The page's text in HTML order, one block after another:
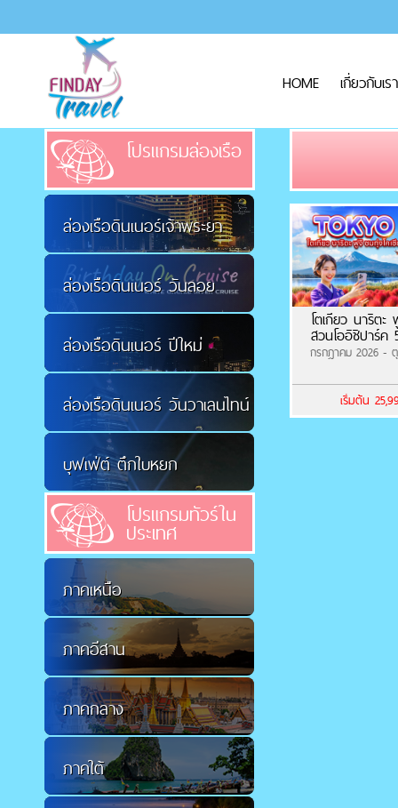
HOME เกี่ยวกับเรา
โปรแกรมล่องเรือ
ล่องเรือดินเนอร์เจ้าพระยา
ล่องเรือดินเนอร์ วันลอย
กระทง
ล่องเรือดินเนอร์ ปีใหม่
ล่องเรือดินเนอร์ วันวาเลนไทน์
บุฟเฟ่ต์ ตึกใบหยก
โปรแกรมทัวร์ใน
ประเทศ
ภาคเหนือ
ภาคอีสาน
ภาคกลาง
ภาคใต้
โตเกียว นาริต
สวนโออิชิปาร์
กรกฎาคม 2026 -
เริ่มต้น